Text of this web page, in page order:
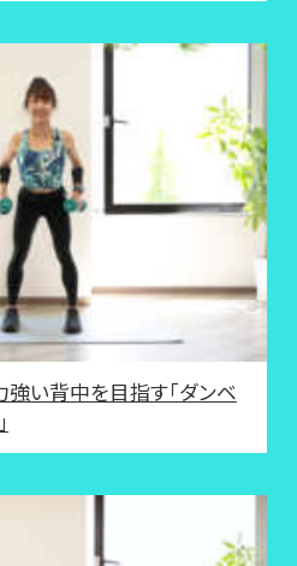
強い背中を目指す「ダンベ